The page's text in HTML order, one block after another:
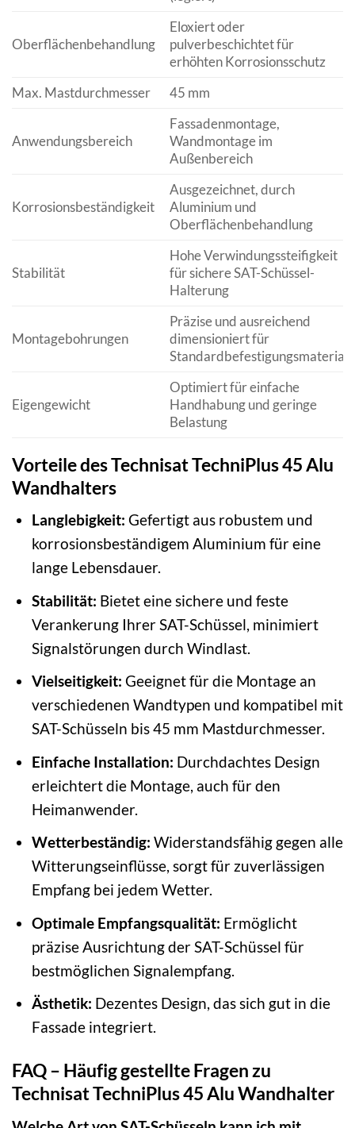
Oberflächenbehandlung
Eloxiert oder
pulverbeschichtet für
erhöhten Korrosionsschutz
Max. Mastdurchmesser
45 mm
Anwendungsbereich
Fassadenmontage,
Wandmontage im
Außenbereich
Korrosionsbeständigkeit
Ausgezeichnet, durch
Aluminium und
Oberflächenbehandlung
Stabilität
Hohe Verwindungssteifigkeit
für sichere SAT-Schüssel-
Halterung
Montagebohrungen
Präzise und ausreichend
dimensioniert für
Standardbefestigungsmaterial
Eigengewicht
Optimiert für einfache
Handhabung und geringe
Belastung
Vorteile des Technisat TechniPlus 45 Alu
Wandhalters
Langlebigkeit: Gefertigt aus robustem und
korrosionsbeständigem Aluminium für eine
lange Lebensdauer.
Stabilität: Bietet eine sichere und feste
Verankerung Ihrer SAT-Schüssel, minimiert
Signalstörungen durch Windlast.
Vielseitigkeit: Geeignet für die Montage an
verschiedenen Wandtypen und kompatibel mit
SAT-Schüsseln bis 45 mm Mastdurchmesser.
Einfache Installation: Durchdachtes Design
erleichtert die Montage, auch für den
Heimanwender.
Wetterbeständig: Widerstandsfähig gegen alle
Witterungseinflüsse, sorgt für zuverlässigen
Empfang bei jedem Wetter.
Optimale Empfangsqualität: Ermöglicht
präzise Ausrichtung der SAT-Schüssel für
bestmöglichen Signalempfang.
Ästhetik: Dezentes Design, das sich gut in die
Fassade integriert.
FAQ – Häufig gestellte Fragen zu
Technisat TechniPlus 45 Alu Wandhalter